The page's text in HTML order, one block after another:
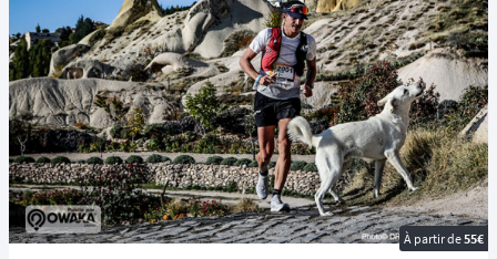
À partir de55€